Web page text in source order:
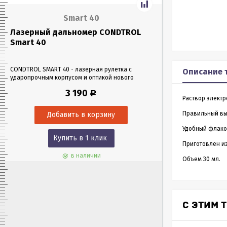
Smart 40
Лазерный дальномер CONDTROL
Smart 40
CONDTROL SMART 40 - лазерная рулетка с
ударопрочным корпусом и оптикой нового
в любых условиях освещения. Позволяет
помещениях на расстоянии до 40 м.
3 190 Р
Купить в 1 клик
в наличии
CONDTROL
эргономичном
Лазерная рулетка
0,05 до 60 метров
измерения –
Описание
Раствор
Правильный
Удобный
Приготовлен
Объем 30 мл.
С ЭТИМ